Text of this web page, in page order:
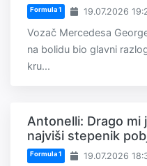
Formula 1 19.07.2026
Vozač Mercedesa
na bolidu bio glavni
kru...
Antonelli: Drago mi
najviši stepenik
Formula 1 19.07.2026